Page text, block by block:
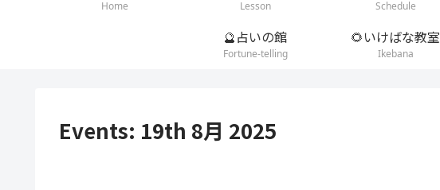
Home Lesson Schedule
🔮占いの館
Fortune-telling
🌻いけばな教室
Ikebana
Events: 19th 8月 2025